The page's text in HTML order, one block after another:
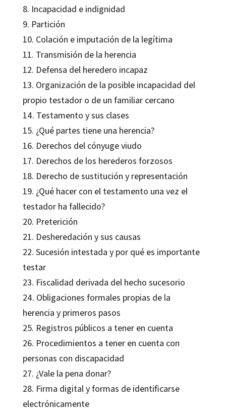
8. Incapacidad e indignidad
9. Partición
10. Colación e imputación de la legítima
11. Transmisión de la herencia
12. Defensa del heredero incapaz
13. Organización de la posible incapacidad del
propio testador o de un familiar cercano
14. Testamento y sus clases
15. ¿Qué partes tiene una herencia?
16. Derechos del cónyuge viudo
17. Derechos de los herederos forzosos
18. Derecho de sustitución y representación
19. ¿Qué hacer con el testamento una vez el
testador ha fallecido?
20. Preterición
21. Desheredación y sus causas
22. Sucesión intestada y por qué es importante
testar
23. Fiscalidad derivada del hecho sucesorio
24. Obligaciones formales propias de la
herencia y primeros pasos
25. Registros públicos a tener en cuenta
26. Procedimientos a tener en cuenta con
personas con discapacidad
27. ¿Vale la pena donar?
28. Firma digital y formas de identificarse
electrónicamente